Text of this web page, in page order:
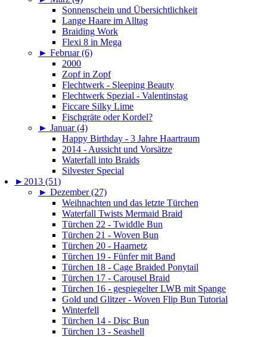
Sonnenschein und Übersichtlichkeit
Lange Haare im Alltag
Braiding Work
Flexi 8 in Mega
► Februar (6)
2000
Zopf in Zopf
Flechtwerk - Sleeping Beauty
Flechtwerk Spezial - Valentinstag
Ficcare Silky Lime
Fischgräte oder Kordel?
► Januar (4)
Happy Birthday - 3 Jahre Haartraum
2014 - Aussicht und Vorsätze
Waterfall into Braids
Silvester Special
► 2013 (51)
► Dezember (27)
Weihnachten und das letzte Türchen
Waterfall Twists Mermaid Braid
Türchen 22 - Twiddle Bun
Türchen 21 - Woven Bun
Türchen 20 - Haarnetz
Türchen 19 - Fünfer mit Band
Türchen 18 - Cage Braided Ponytail
Türchen 17 - Carousel Braid
Türchen 16 - gespiegelter LWB mit Spange
Gold und Glitzer - Woven Flip Bun Tutorial
Winterfell
Türchen 14 - Disc Bun
Türchen 13 - Seashell